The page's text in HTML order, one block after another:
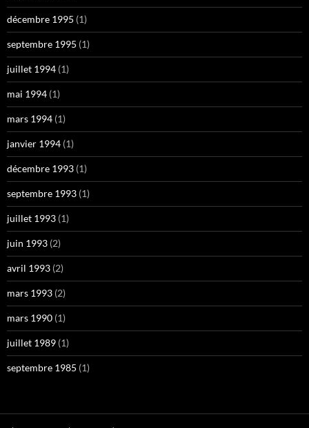
décembre 1995 (1)
septembre 1995 (1)
juillet 1994 (1)
mai 1994 (1)
mars 1994 (1)
janvier 1994 (1)
décembre 1993 (1)
septembre 1993 (1)
juillet 1993 (1)
juin 1993 (2)
avril 1993 (2)
mars 1993 (2)
mars 1990 (1)
juillet 1989 (1)
septembre 1985 (1)